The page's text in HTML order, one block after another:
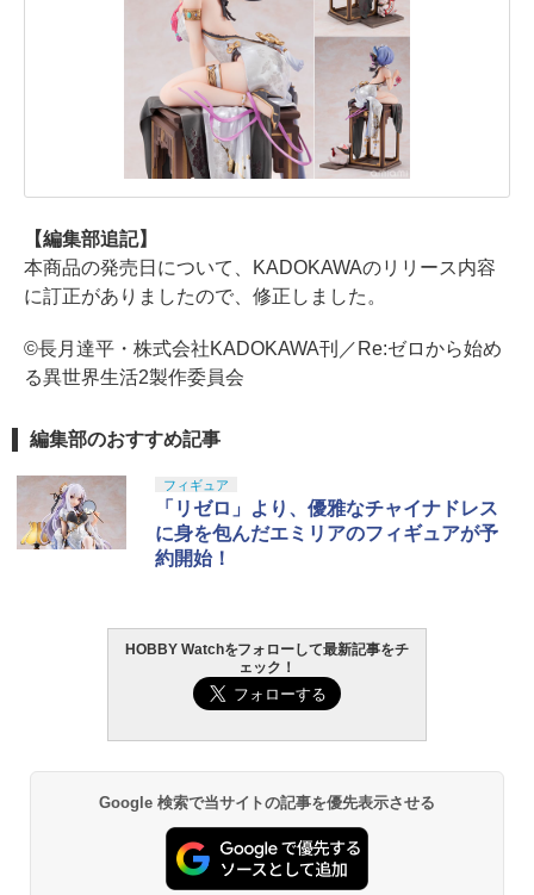
【編集部追記】
本商品の発売日について、KADOKAWAのリリース内容
に訂正がありましたので、修正しました。
©長月達平・株式会社KADOKAWA刊／Re:ゼロから始め
る異世界生活2製作委員会
編集部のおすすめ記事
フィギュア
「リゼロ」より、優雅なチャイナドレス
に身を包んだエミリアのフィギュアが予
約開始！
HOBBY Watchをフォローして最新記事をチ
ェック！
Google 検索で当サイトの記事を優先表示させる